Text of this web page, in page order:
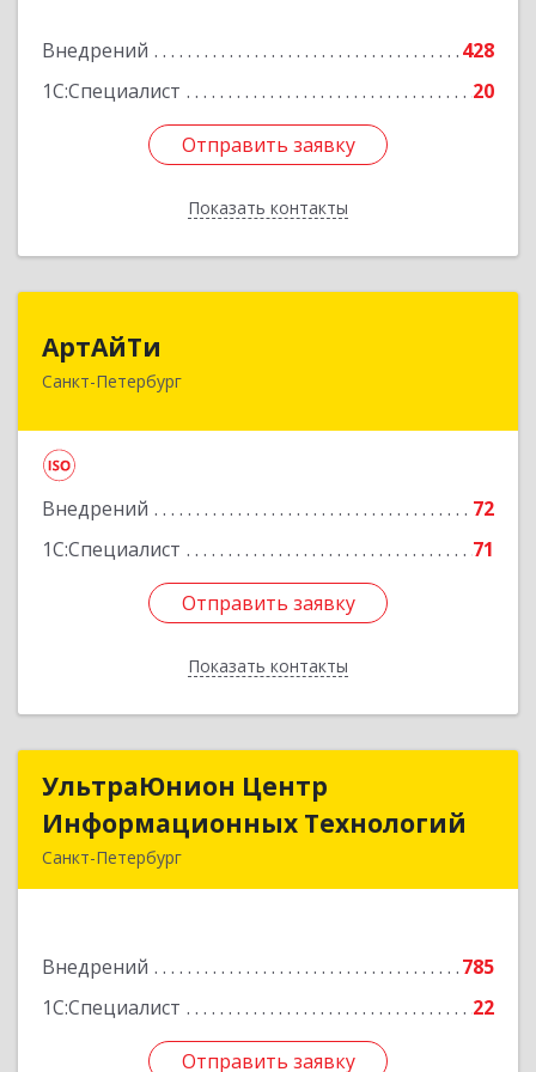
Внедрений
428
1С:Специалист
20
Отправить заявку
Показать контакты
Отправить заявку
Назад
АртАйТи
Санкт-Петербург
Внедрений
72
1С:Специалист
71
Отправить заявку
Показать контакты
191023, Санкт-Петербург г, Караванная ул, дом
Отправить заявку
Назад
УльтраЮнион Центр
Информационных Технологий
Санкт-Петербург
Внедрений
785
1С:Специалист
22
Отправить заявку
УльтраЮнион Центр
Информационных Технологий
Подробнее
Отправить заявку